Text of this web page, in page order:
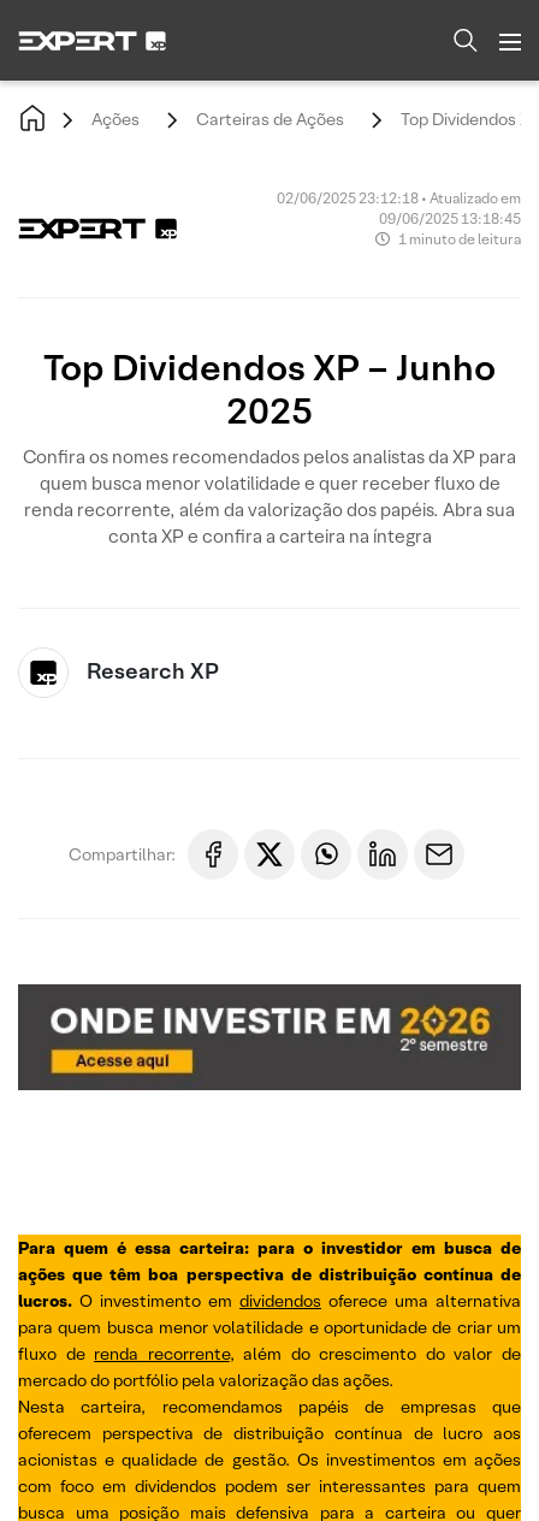
Ações Carteiras de Ações Top Dividendos
02/06/2025 23:12:18 • Atualizado em
09/06/2025 13:18:45
1 minuto de leitura
Top Dividendos XP – Junho
2025
Confira os nomes recomendados pelos analistas da XP para
quem busca menor volatilidade e quer receber fluxo de
renda recorrente, além da valorização dos papéis. Abra sua
conta XP e confira a carteira na íntegra
Research XP
Compartilhar:
Para quem é essa carteira: para o investidor em busca de
ações que têm boa perspectiva de distribuição contínua de
lucros. O investimento em dividendos oferece uma alternativa
para quem busca menor volatilidade e oportunidade de criar um
fluxo de renda recorrente, além do crescimento do valor de
mercado do portfólio pela valorização das ações.
Nesta carteira, recomendamos papéis de empresas que
oferecem perspectiva de distribuição contínua de lucro aos
acionistas e qualidade de gestão. Os investimentos em ações
com foco em dividendos podem ser interessantes para quem
busca uma posição mais defensiva para a carteira ou quer